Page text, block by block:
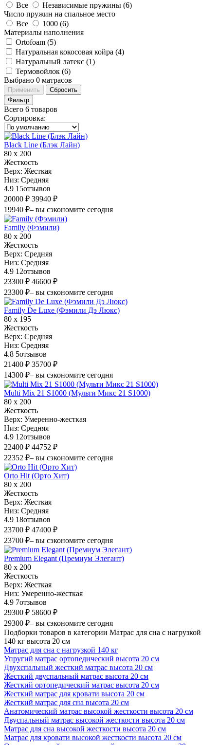
Все
Независимые пружины (6)
Число пружин на спальное место
Все
1000 (6)
Материалы наполнения
Ortofoam (5)
Натуральная кокосовая койра (4)
Натуральный латекс (1)
Термовойлок (6)
Выбрано 0 матрасов
Применить
Сбросить
Фильтр
Всего 6 товаров
Сортировка:
Black Line (Блэк Лайн)
80 х 200
Жесткость
Верх: Жесткая
Низ: Средняя
4.9 15отзывов
20000 ₽ 39940 ₽
19940 ₽– вы сэкономите сегодня
Family (Фэмили)
80 х 200
Жесткость
Верх: Средняя
Низ: Средняя
4.9 12отзывов
23300 ₽ 46600 ₽
23300 ₽– вы сэкономите сегодня
Family De Luxe (Фэмили Дэ Люкс)
80 х 195
Жесткость
Верх: Средняя
Низ: Средняя
4.8 5отзывов
21400 ₽ 35700 ₽
14300 ₽– вы сэкономите сегодня
Multi Mix 21 S1000 (Мульти Микс 21 S1000)
80 х 200
Жесткость
Верх: Умеренно-жесткая
Низ: Средняя
4.9 12отзывов
22400 ₽ 44752 ₽
22352 ₽– вы сэкономите сегодня
Orto Hit (Орто Хит)
80 х 200
Жесткость
Верх: Жесткая
Низ: Средняя
4.9 18отзывов
23700 ₽ 47400 ₽
23700 ₽– вы сэкономите сегодня
Premium Elegant (Премиум Элегант)
80 х 200
Жесткость
Верх: Жесткая
Низ: Умеренно-жесткая
4.9 7отзывов
29300 ₽ 58600 ₽
29300 ₽– вы сэкономите сегодня
Подборки товаров в категории Матрас для сна с нагрузкой
140 кг высота 20 см
Матрас для сна с нагрузкой 140 кг
Упругий матрас ортопедический высота 20 см
Двухспальный жесткий матрас высота 20 см
Жесткий двуспальный матрас высота 20 см
Жесткий ортопедический матрас высота 20 см
Жесткий матрас для кровати высота 20 см
Жесткий матрас для сна высота 20 см
Анатомический матрас высокой жесткости высота 20 см
Двуспальный матрас высокой жесткости высота 20 см
Матрас для сна высокой жесткости высота 20 см
Матрас для кровати высокой жесткости высота 20 см